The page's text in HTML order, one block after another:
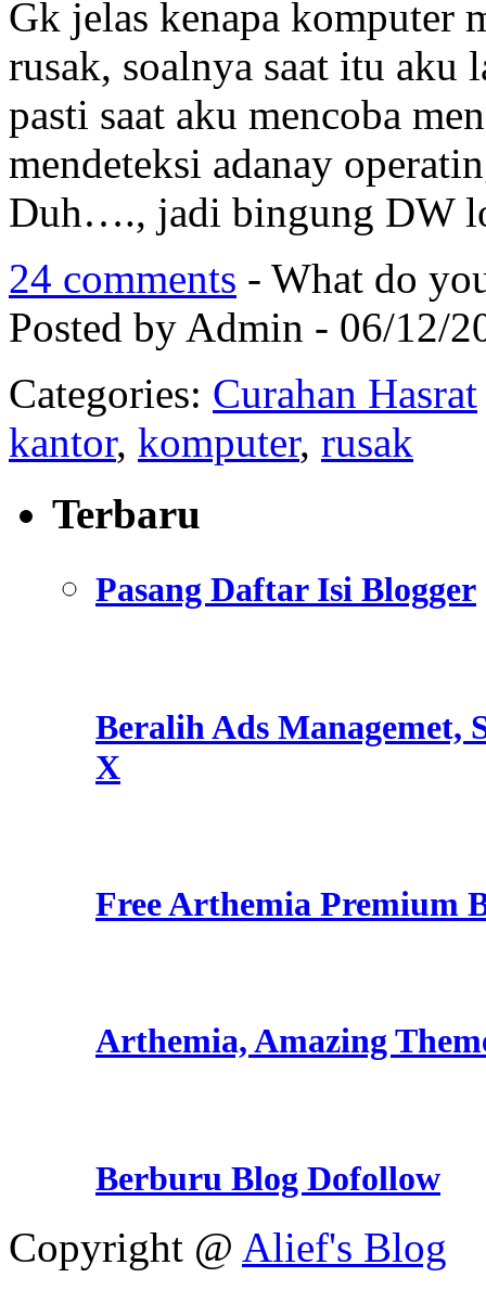
Gk jelas kenapa komputer
rusak, soalnya saat itu aku
pasti saat aku mencoba
mendeteksi adanay
Duh…., jadi bingung DW
24 comments - What do
Posted by Admin - 06/12/
Categories: Curahan Hasrat
kantor, komputer, rusak
Terbaru
Pasang Daftar Isi Blogger
Beralih Ads Managemet,
X
Free Arthemia Premium
Arthemia, Amazing
Berburu Blog Dofollow
Copyright @ Alief's Blog